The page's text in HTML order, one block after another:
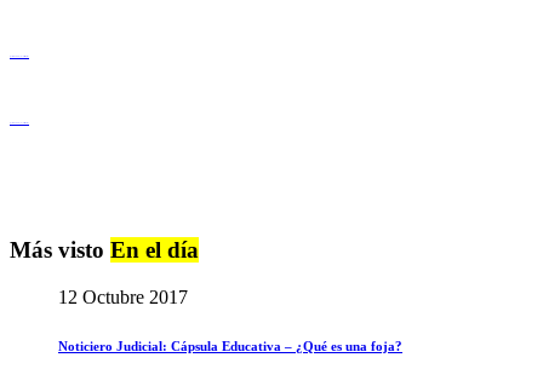
Más visto En el día
12 Octubre 2017
Noticiero Judicial: Cápsula Educativa – ¿Qué es una foja?